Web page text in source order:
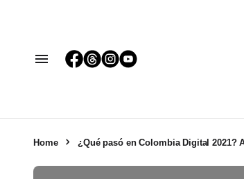
Home ¿Qué pasó en Colombia Digital 2021?